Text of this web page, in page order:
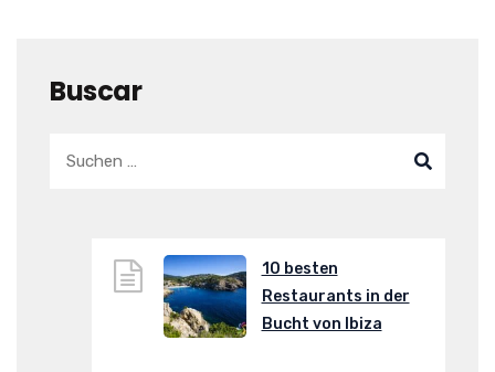
Buscar
10 besten
Restaurants in der
Bucht von Ibiza